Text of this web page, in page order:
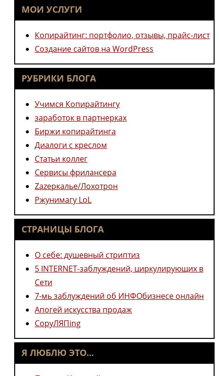
поиска.
МОИ УСЛУГИ
Копирайтинг: портфолио, отзывы, прайс-лист
Создание сайтов на WordPress
РУБРИКИ БЛОГА
Учимся Копирайтингу
заработок в партнерках
Биржи копирайтинга
Диалоги с креслом
Статьи коллег
Сервисы фрилансера
Zazеркалье/Лохотрон
Ржунимагу LoL
СТРАНИЦЫ БЛОГА
О себе: душевный стриптиз
5 INTERNET-заблуждений, циркулирующих в
Сети
7-мь заблуждений об ИНФОбизнесе онлайн
Апогей искусства продаж
CopyЛЯПing
Я ЛЮБЛЮ ЭТО...